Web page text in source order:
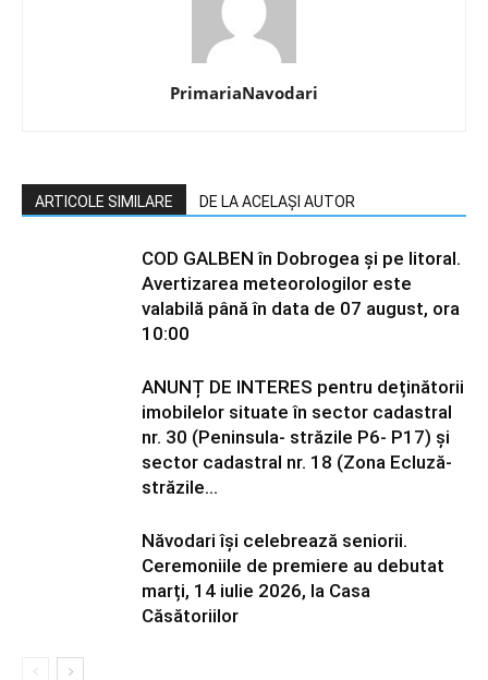
PrimariaNavodari
ARTICOLE SIMILARE DE LA ACELAȘI AUTOR
COD GALBEN în Dobrogea și pe litoral.
Avertizarea meteorologilor este
valabilă până în data de 07 august, ora
10:00
ANUNȚ DE INTERES pentru deținătorii
imobilelor situate în sector cadastral
nr. 30 (Peninsula- străzile P6- P17) și
sector cadastral nr. 18 (Zona Ecluză-
străzile...
Năvodari își celebrează seniorii.
Ceremoniile de premiere au debutat
marți, 14 iulie 2026, la Casa
Căsătoriilor